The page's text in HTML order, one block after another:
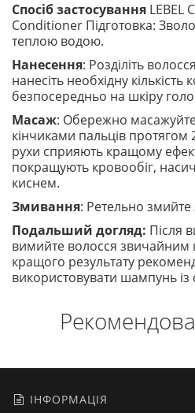
Спосіб застосування LEBEL
Conditioner Підготовка:
теплою водою.
Нанесення: Розділіть
нанесіть необхідну кількість
безпосередньо на шкіру
Масаж: Обережно
кінчиками пальців
рухи сприяють кращому
покращують кровообіг,
киснем.
Змивання: Ретельно
Подальший догляд: Після
вимийте волосся
кращого результату
використовувати шампунь із
ІНФОРМАЦІЯ